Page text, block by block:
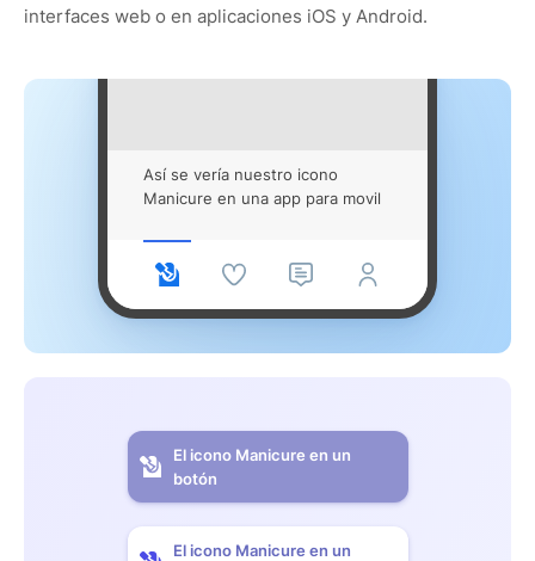
interfaces web o en aplicaciones iOS y Android.
Así se vería nuestro icono
Manicure en una app para movil
El icono Manicure en un
botón
El icono Manicure en un